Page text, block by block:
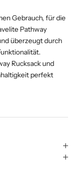
Gebrauch, für die
Pathway
überzeugt durch
Rucksack und
perfekt